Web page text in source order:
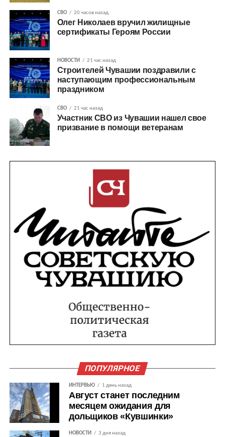
СВО 20 часов назад
Олег Николаев вручил жилищные
сертификаты Героям России
НОВОСТИ 21 час назад
Строителей Чувашии поздравили с
наступающим профессиональным
праздником
СВО 21 час назад
Участник СВО из Чувашии нашел свое
призвание в помощи ветеранам
ПОПУЛЯРНОЕ
ИНТЕРВЬЮ 1 день назад
Август станет последним
месяцем ожидания для
дольщиков «Кувшинки»
НОВОСТИ 3 дня назад